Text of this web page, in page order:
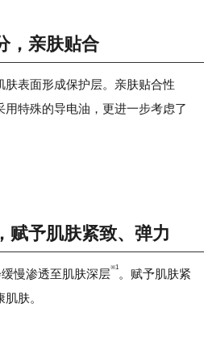
，亲肤贴合
表面形成保护层。亲肤贴合性
特殊的导电油，更进一步考虑了
赋予肌肤紧致、弹力
慢渗透至肌肤深层※1。赋予肌肤紧
肤。